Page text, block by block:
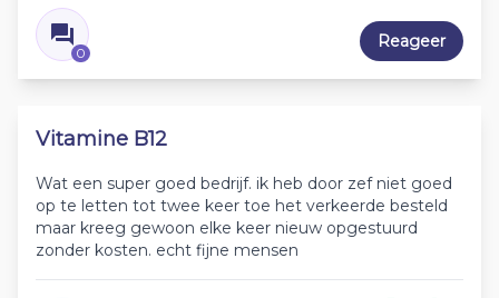
0
Reageer
Vitamine B12
Wat een super goed bedrijf. ik heb door zef niet goed
op te letten tot twee keer toe het verkeerde besteld
maar kreeg gewoon elke keer nieuw opgestuurd
zonder kosten. echt fijne mensen